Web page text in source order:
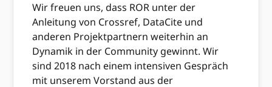
Wir freuen uns, dass ROR unter der
Anleitung von Crossref, DataCite und
anderen Projektpartnern weiterhin an
Dynamik in der Community gewinnt. Wir
sind 2018 nach einem intensiven Gespräch
mit unserem Vorstand aus der